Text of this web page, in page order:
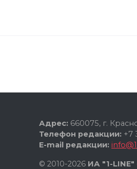
Адрес: 660075, г.
Телефон редакции: +7
E-mail редакции:
© 2010-2026 ИА "1-LINE"